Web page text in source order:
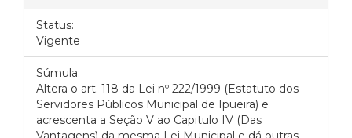
Status:
Vigente
Súmula:
Altera o art. 118 da Lei nº 222/1999 (Estatuto dos
Servidores Públicos Municipal de Ipueira) e
acrescenta a Seção V ao Capitulo IV (Das